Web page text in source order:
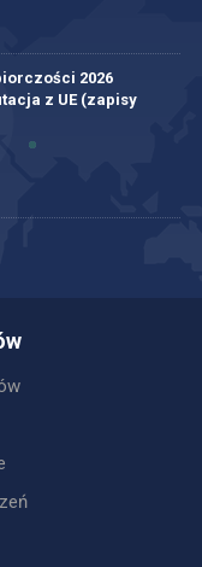
2026
z UE (zapisy